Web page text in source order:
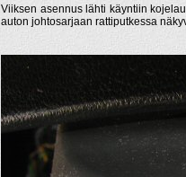
Viiksen asennus lähti käyntiin
auton johtosarjaan rattiputkessa